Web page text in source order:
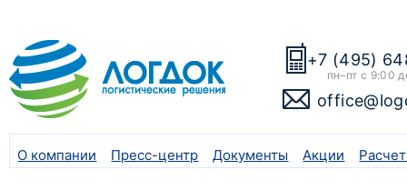
+7 (495)
пн–пт с 9:00
О компании Пресс-центр Документы Акции